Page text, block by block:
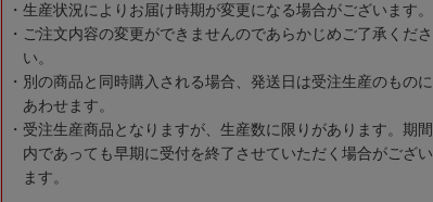
生産状況によりお届け時期が変更になる場合がございます。
ご注文内容の変更ができませんのであらかじめご了承くださ
い。
別の商品と同時購入される場合、発送日は受注生産のものに
あわせます。
受注生産商品となりますが、生産数に限りがあります。期間
内であっても早期に受付を終了させていただく場合がござい
ます。